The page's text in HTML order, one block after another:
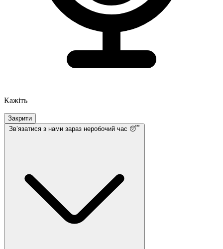
Кажіть
Закрити
Звʼязатися з нами зараз неробочий час 😴